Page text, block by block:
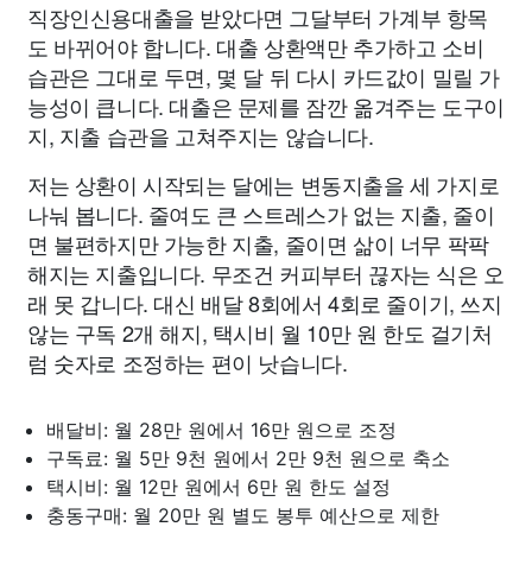
직장인신용대출을 받았다면 그달부터 가계부 항목
도 바뀌어야 합니다. 대출 상환액만 추가하고 소비
습관은 그대로 두면, 몇 달 뒤 다시 카드값이 밀릴 가
능성이 큽니다. 대출은 문제를 잠깐 옮겨주는 도구이
지, 지출 습관을 고쳐주지는 않습니다.
저는 상환이 시작되는 달에는 변동지출을 세 가지로
나눠 봅니다. 줄여도 큰 스트레스가 없는 지출, 줄이
면 불편하지만 가능한 지출, 줄이면 삶이 너무 팍팍
해지는 지출입니다. 무조건 커피부터 끊자는 식은 오
래 못 갑니다. 대신 배달 8회에서 4회로 줄이기, 쓰지
않는 구독 2개 해지, 택시비 월 10만 원 한도 걸기처
럼 숫자로 조정하는 편이 낫습니다.
배달비: 월 28만 원에서 16만 원으로 조정
구독료: 월 5만 9천 원에서 2만 9천 원으로 축소
택시비: 월 12만 원에서 6만 원 한도 설정
충동구매: 월 20만 원 별도 봉투 예산으로 제한